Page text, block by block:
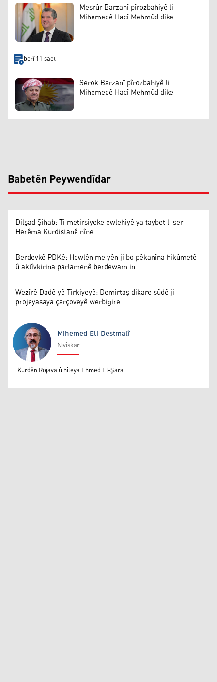
Mesrûr Barzanî pîrozbahiyê li
Mihemedê Hacî Mehmûd dike
berî 11 saet
Serok Barzanî pîrozbahiyê li
Mihemedê Hacî Mehmûd dike
Babetên Peywendîdar
Dilşad Şihab: Ti metirsiyeke ewlehiyê ya taybet li ser
Herêma Kurdistanê nîne
Berdevkê PDKê: Hewlên me yên ji bo pêkanîna hikûmetê
û aktîvkirina parlamenê berdewam in
Wezîrê Dadê yê Tirkiyeyê: Demirtaş dikare sûdê ji
projeyasaya çarçoveyê werbigire
Mihemed Eli Destmalî
Mihemed Eli Destmalî
Nivîskar
Kurdên Rojava û hîleya Ehmed El-Şara